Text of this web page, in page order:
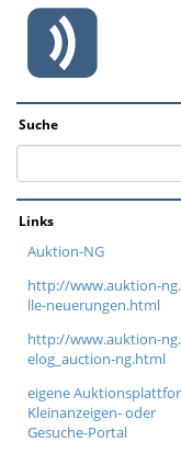
Suche
Links
Auktion-NG
http://www.auktion-
lle-neuerungen.html
http://www.auktion-
elog_auction-ng.html
eigene
Kleinanzeigen- oder
Gesuche-Portal